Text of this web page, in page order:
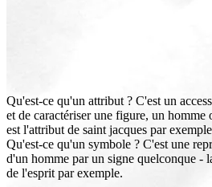
Qu'est-ce qu'un attribut ? C'est un
et de caractériser une figure, un homme
est l'attribut de saint jacques par
Qu'est-ce qu'un symbole ? C'est une
d'un homme par un signe quelconque -
de l'esprit par exemple.